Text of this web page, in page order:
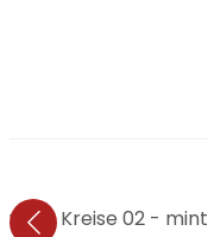
Kreise 02 - mint